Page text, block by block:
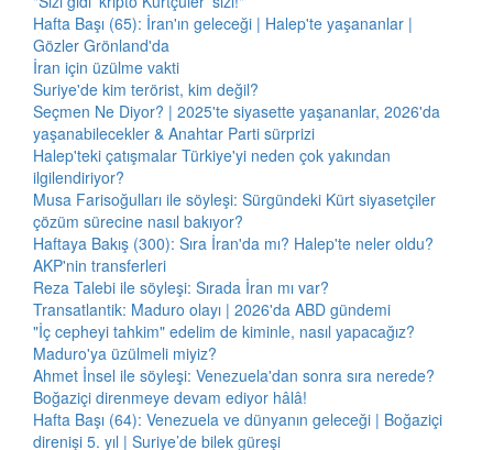
Hafta Başı (65): İran'ın geleceği | Halep'te yaşananlar |
Gözler Grönland'da
İran için üzülme vakti
Suriye'de kim terörist, kim değil?
Seçmen Ne Diyor? | 2025'te siyasette yaşananlar, 2026'da
yaşanabilecekler & Anahtar Parti sürprizi
Halep'teki çatışmalar Türkiye'yi neden çok yakından
ilgilendiriyor?
Musa Farisoğulları ile söyleşi: Sürgündeki Kürt siyasetçiler
çözüm sürecine nasıl bakıyor?
Haftaya Bakış (300): Sıra İran'da mı? Halep'te neler oldu?
AKP'nin transferleri
Reza Talebi ile söyleşi: Sırada İran mı var?
Transatlantik: Maduro olayı | 2026'da ABD gündemi
"İç cepheyi tahkim" edelim de kiminle, nasıl yapacağız?
Maduro'ya üzülmeli miyiz?
Ahmet İnsel ile söyleşi: Venezuela'dan sonra sıra nerede?
Boğaziçi direnmeye devam ediyor hâlâ!
Hafta Başı (64): Venezuela ve dünyanın geleceği | Boğaziçi
direnişi 5. yıl | Suriye’de bilek güreşi